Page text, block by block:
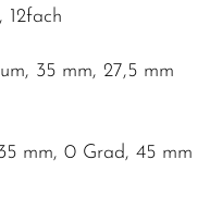
12fach
35 mm, 27,5 mm
mm, 0 Grad, 45 mm